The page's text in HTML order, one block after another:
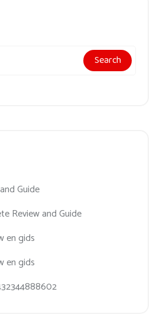
Search
Guide
Review and Guide
en gids
en gids